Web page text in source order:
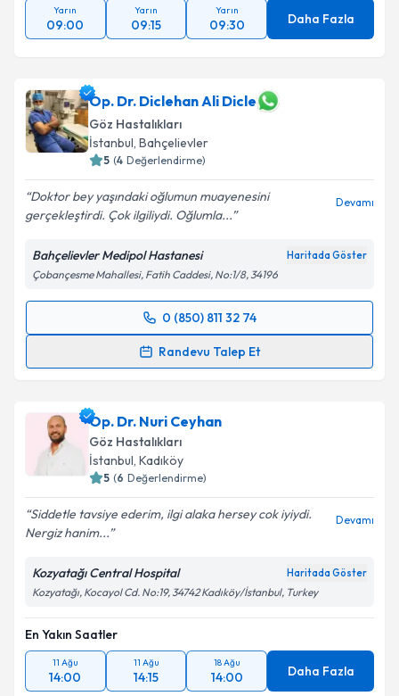
Yarın
09:00
Yarın
09:15
Yarın
09:30 Daha Fazla
Op. Dr. Diclehan Ali Dicle
Göz Hastalıkları
İstanbul, Bahçelievler
5 (4 Değerlendirme)
Doktor bey yaşındaki oğlumun muayenesini
gerçekleştirdi. Çok ilgiliydi. Oğlumla...
Devamı
Bahçelievler Medipol Hastanesi Haritada Göster
Çobançesme Mahallesi, Fatih Caddesi, No:1/8, 34196
0 (850) 811 32 74
Randevu Talep Et
Randevu Takvimi Talebi
takvim hazırlandığında e-posta ile bilgilendireceğiz.
E-posta Adresiniz
kapsamda işlenmesini kabul ediyorum.
Op. Dr. Nuri Ceyhan
Göz Hastalıkları
İstanbul, Kadıköy
5 (6 Değerlendirme)
Siddetle tavsiye ederim, ilgi alaka hersey cok iyiydi.
Nergiz hanim...
Devamı
Kozyatağı Central Hospital Haritada Göster
Kozyatağı, Kocayol Cd. No:19, 34742 Kadıköy/İstanbul, Turkey
En Yakın Saatler
11 Ağu
14:00
11 Ağu
14:15
18 Ağu
14:00 Daha Fazla